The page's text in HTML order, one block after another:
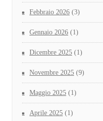
Febbraio 2026 (3)
Gennaio 2026 (1)
Dicembre 2025 (1)
Novembre 2025 (9)
Maggio 2025 (1)
Aprile 2025 (1)